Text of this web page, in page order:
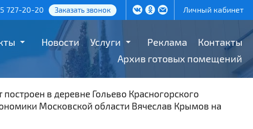
727-20-20 Заказать звонок Личный кабинет
Новости Услуги Реклама
Контакты
Архив готовых помещений
в деревне Гольево Красногорского
Московской области Вячеслав Крымов на